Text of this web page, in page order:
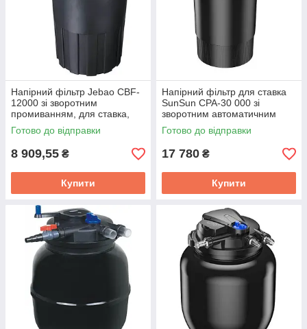
Напірний фільтр Jebao CBF-
12000 зі зворотним
промиванням, для ставка,
водоспади, водойми, каскади
Готово до відправки
8 909,55 ₴
Купити
Напірний фільтр для ставка
SunSun CPA-30 000 зі
зворотним автоматичним
промиванням для озера,
УЗВ, розводні
Готово до відправки
17 780 ₴
Купити